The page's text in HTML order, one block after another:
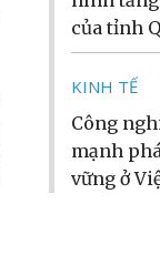
của tỉnh
KINH TẾ
Công
mạnh
vững ở